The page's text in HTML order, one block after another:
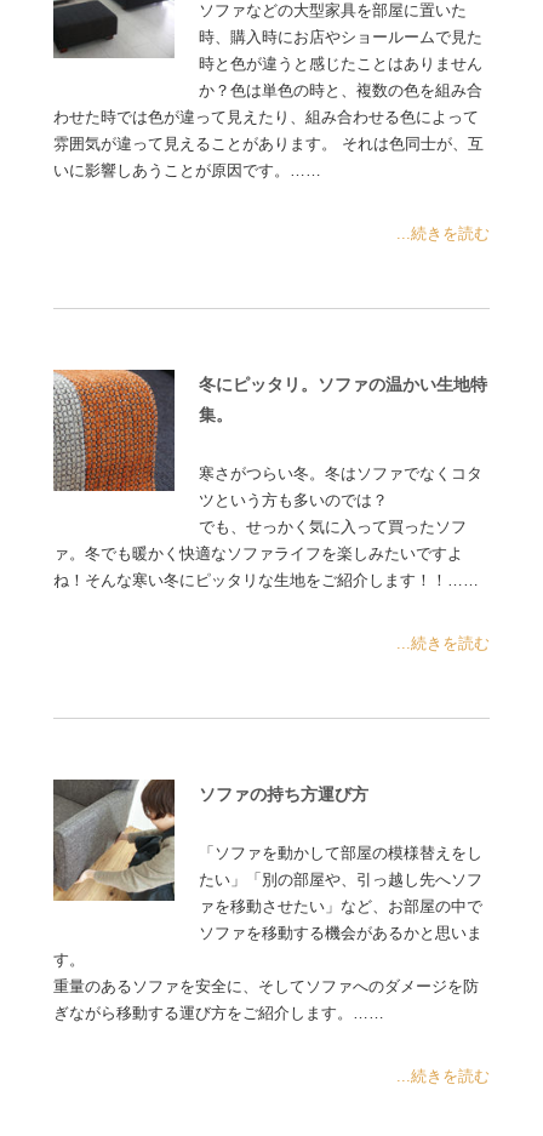
ソファなどの大型家具を部屋に置いた
時、購入時にお店やショールームで見た
時と色が違うと感じたことはありません
か？色は単色の時と、複数の色を組み合
わせた時では色が違って見えたり、組み合わせる色によって
雰囲気が違って見えることがあります。 それは色同士が、互
いに影響しあうことが原因です。……
...続きを読む
冬にピッタリ。ソファの温かい生地特
集。
寒さがつらい冬。冬はソファでなくコタ
ツという方も多いのでは？
でも、せっかく気に入って買ったソフ
ァ。冬でも暖かく快適なソファライフを楽しみたいですよ
ね！そんな寒い冬にピッタリな生地をご紹介します！！……
...続きを読む
ソファの持ち方運び方
「ソファを動かして部屋の模様替えをし
たい」「別の部屋や、引っ越し先へソフ
ァを移動させたい」など、お部屋の中で
ソファを移動する機会があるかと思いま
す。
重量のあるソファを安全に、そしてソファへのダメージを防
ぎながら移動する運び方をご紹介します。……
...続きを読む